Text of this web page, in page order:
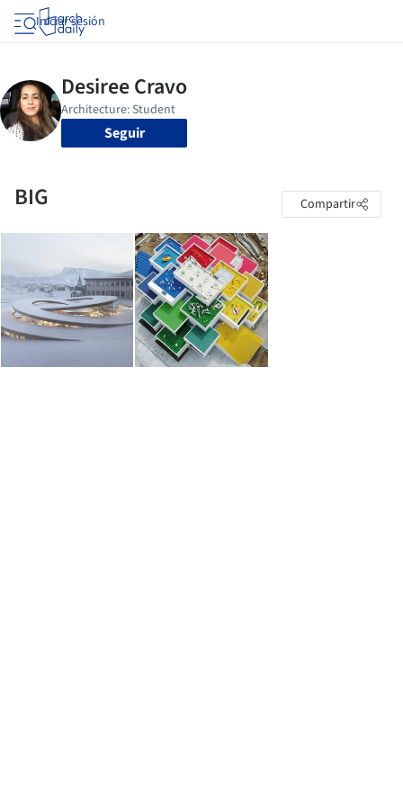
Iniciar sesión
Seguir
BIG Compartir